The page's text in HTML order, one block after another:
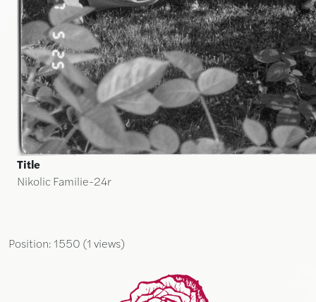
Title
Nikolic Familie-24r
Position:1550 (1 views)